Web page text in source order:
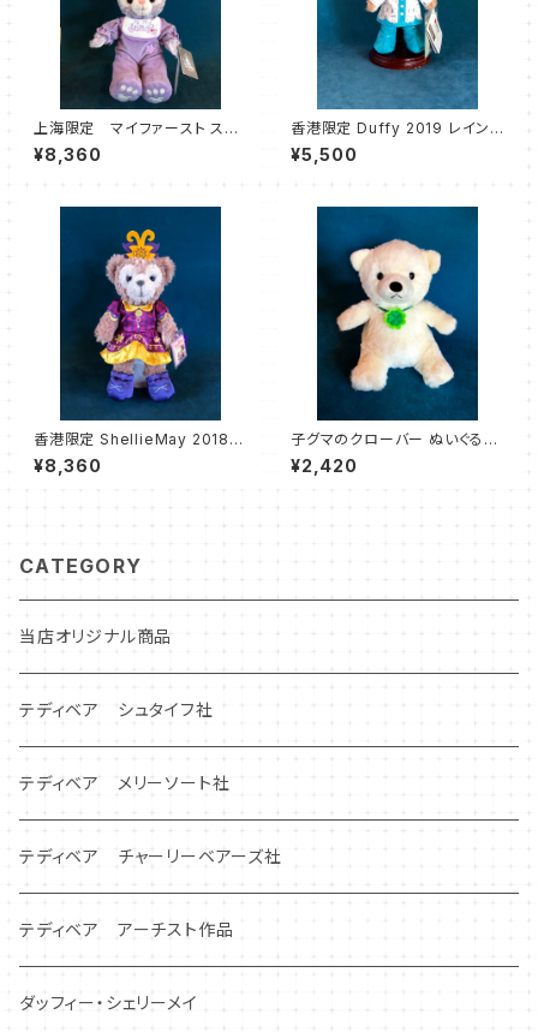
上海限定 マイファースト ステ
ラルー
¥8,360
香港限定 Duffy 2019 レインコ
ート ダッフィー キーリング
¥5,500
香港限定 ShellieMay 2018
ハロウィンタイム シェリーメイ
¥8,360
子グマのクローバー ぬいぐるみ
アイボリー
¥2,420
CATEGORY
当店オリジナル商品
テディベア シュタイフ社
テディベア メリーソート社
テディベア チャーリーベアーズ社
テディベア アーチスト作品
ダッフィー・シェリーメイ